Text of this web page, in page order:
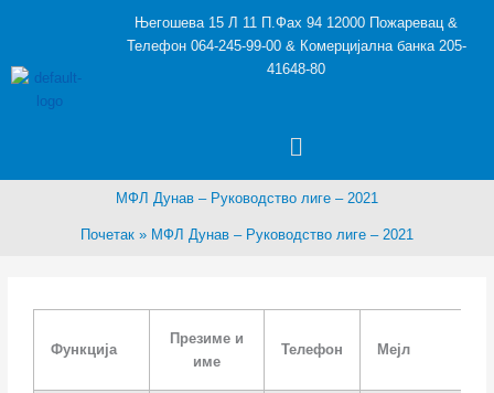
Његошева 15 Л 11 П.Фах 94 12000 Пожаревац &
Телефон 064-245-99-00 & Комерцијална банка 205-
41648-80
Menu
МФЛ Дунав – Руководство лиге – 2021
Почетак МФЛ Дунав – Руководство лиге – 2021
Функција
Презиме и
име
Телефон Мејл